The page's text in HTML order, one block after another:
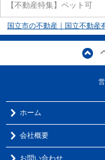
【不動産特集】ペット可
国立市の不動産｜国立不動産
ホーム
会社概要